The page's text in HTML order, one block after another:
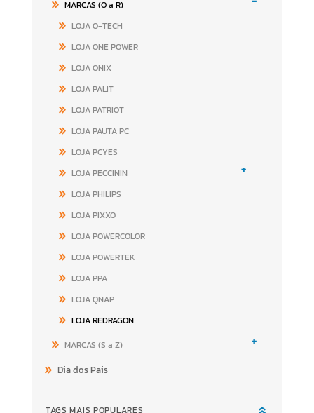
MARCAS (O a R)
LOJA O-TECH
LOJA ONE POWER
LOJA ONIX
LOJA PALIT
LOJA PATRIOT
LOJA PAUTA PC
LOJA PCYES
LOJA PECCININ
+
LOJA PHILIPS
LOJA PIXXO
LOJA POWERCOLOR
LOJA POWERTEK
LOJA PPA
LOJA QNAP
LOJA REDRAGON
MARCAS (S a Z)
+
Dia dos Pais
TAGS MAIS POPULARES